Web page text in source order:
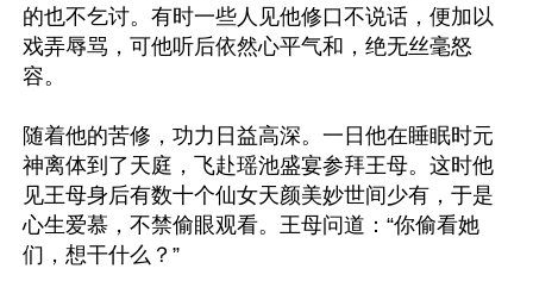
的也不乞讨。有时一些人见他修口不说话，便加以
戏弄辱骂，可他听后依然心平气和，绝无丝毫怒
容。
随着他的苦修，功力日益高深。一日他在睡眠时元
神离体到了天庭，飞赴瑶池盛宴参拜王母。这时他
见王母身后有数十个仙女天颜美妙世间少有，于是
心生爱慕，不禁偷眼观看。王母问道：“你偷看她
们，想干什么？”